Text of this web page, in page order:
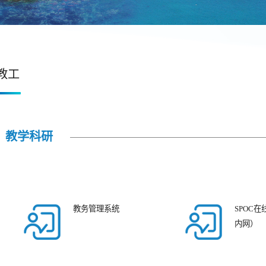
工
教学科研
教务管理系统
SPOC在
内网）